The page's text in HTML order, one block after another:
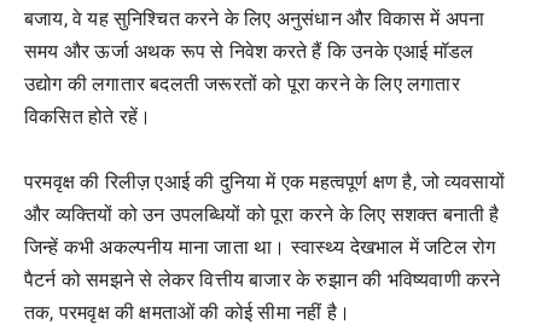
बजाय, वे यह सुनिश्चित करने के लिए अनुसंधान और विकास में अपना
समय और ऊर्जा अथक रूप से निवेश करते हैं कि उनके एआई मॉडल
उद्योग की लगातार बदलती जरूरतों को पूरा करने के लिए लगातार
विकसित होते रहें।
परमवृक्ष की रिलीज़ एआई की दुनिया में एक महत्वपूर्ण क्षण है, जो व्यवसायों
और व्यक्तियों को उन उपलब्धियों को पूरा करने के लिए सशक्त बनाती है
जिन्हें कभी अकल्पनीय माना जाता था। स्वास्थ्य देखभाल में जटिल रोग
पैटर्न को समझने से लेकर वित्तीय बाजार के रुझान की भविष्यवाणी करने
तक, परमवृक्ष की क्षमताओं की कोई सीमा नहीं है।